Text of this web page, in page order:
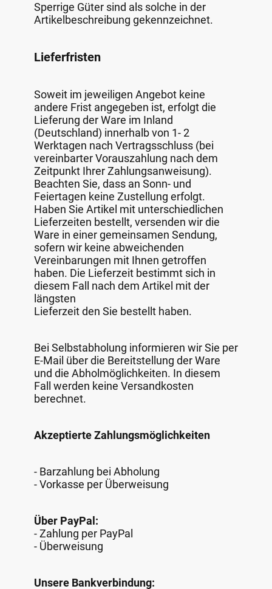
Sperrige Güter sind als solche in der
Artikelbeschreibung gekennzeichnet.
Lieferfristen
Soweit im jeweiligen Angebot keine
andere Frist angegeben ist, erfolgt die
Lieferung der Ware im Inland
(Deutschland) innerhalb von 1- 2
Werktagen nach Vertragsschluss (bei
vereinbarter Vorauszahlung nach dem
Zeitpunkt Ihrer Zahlungsanweisung).
Beachten Sie, dass an Sonn- und
Feiertagen keine Zustellung erfolgt.
Haben Sie Artikel mit unterschiedlichen
Lieferzeiten bestellt, versenden wir die
Ware in einer gemeinsamen Sendung,
sofern wir keine abweichenden
Vereinbarungen mit Ihnen getroffen
haben. Die Lieferzeit bestimmt sich in
diesem Fall nach dem Artikel mit der
längsten
Lieferzeit den Sie bestellt haben.
Bei Selbstabholung informieren wir Sie per
E-Mail über die Bereitstellung der Ware
und die Abholmöglichkeiten. In diesem
Fall werden keine Versandkosten
berechnet.
Akzeptierte Zahlungsmöglichkeiten
- Barzahlung bei Abholung
- Vorkasse per Überweisung
Über PayPal:
- Zahlung per PayPal
- Überweisung
Unsere Bankverbindung: